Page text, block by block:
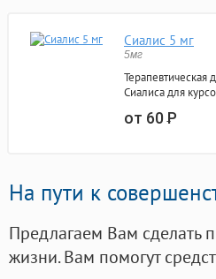
Сиалис 5 мг
5мг
Терапевтическая
Сиалиса для
от 60Р
На пути к
Предлагаем Вам сделать
жизни. Вам помогут